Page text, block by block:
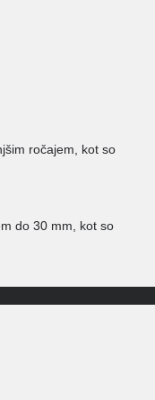
ročajem, kot so
do 30 mm, kot so